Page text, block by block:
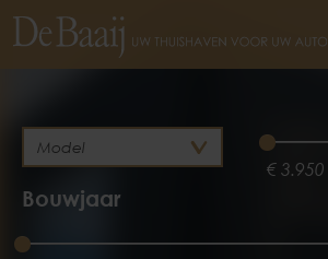
€ 3.950
Bouwjaar